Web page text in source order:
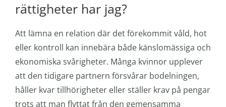
rättigheter har jag?
Att lämna en relation där det förekommit våld, hot
eller kontroll kan innebära både känslomässiga och
ekonomiska svårigheter. Många kvinnor upplever
att den tidigare partnern försvårar bodelningen,
håller kvar tillhörigheter eller ställer krav på pengar
trots att man flyttat från den gemensamma